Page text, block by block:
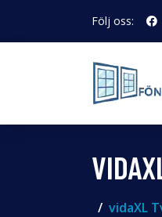
Följ oss:
vidaXL